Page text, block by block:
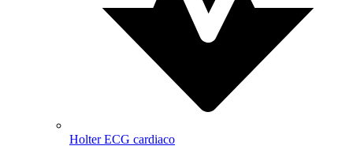
Holter ECG cardiaco